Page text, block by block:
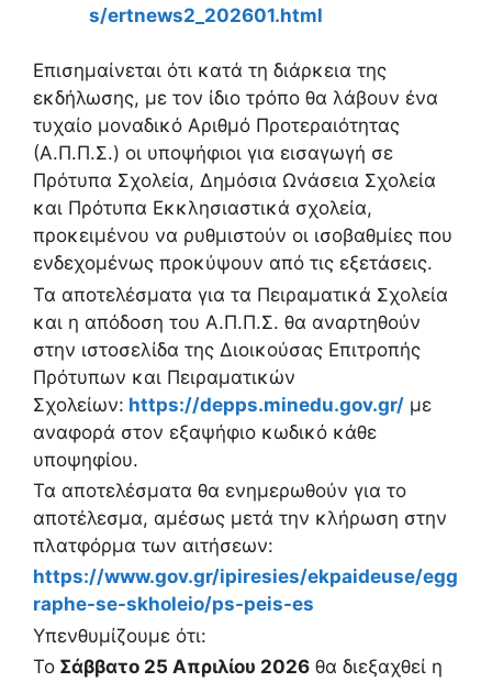
s/ertnews2_202601.html
Επισημαίνεται ότι κατά τη διάρκεια της
εκδήλωσης, με τον ίδιο τρόπο θα λάβουν ένα
τυχαίο μοναδικό Αριθμό Προτεραιότητας
(Α.Π.Π.Σ.) οι υποψήφιοι για εισαγωγή σε
Πρότυπα Σχολεία, Δημόσια Ωνάσεια Σχολεία
και Πρότυπα Εκκλησιαστικά σχολεία,
προκειμένου να ρυθμιστούν οι ισοβαθμίες που
ενδεχομένως προκύψουν από τις εξετάσεις.
Τα αποτελέσματα για τα Πειραματικά Σχολεία
και η απόδοση του Α.Π.Π.Σ. θα αναρτηθούν
στην ιστοσελίδα της Διοικούσας Επιτροπής
Πρότυπων και Πειραματικών
Σχολείων: https://depps.minedu.gov.gr/ με
αναφορά στον εξαψήφιο κωδικό κάθε
υποψηφίου.
Τα αποτελέσματα θα ενημερωθούν για το
αποτέλεσμα, αμέσως μετά την κλήρωση στην
πλατφόρμα των αιτήσεων:
https://www.gov.gr/ipiresies/ekpaideuse/egg
raphe-se-skholeio/ps-peis-es
Υπενθυμίζουμε ότι:
Το Σάββατο 25 Απριλίου 2026 θα διεξαχθεί η